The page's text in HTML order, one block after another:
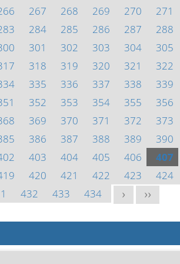
267 268 269 270 271
284 285 286 287 288
301 302 303 304 305
318 319 320 321 322
335 336 337 338 339
352 353 354 355 356
369 370 371 372 373
386 387 388 389 390
403 404 405 406 407
420 421 422 423 424
432 433 434 > >>